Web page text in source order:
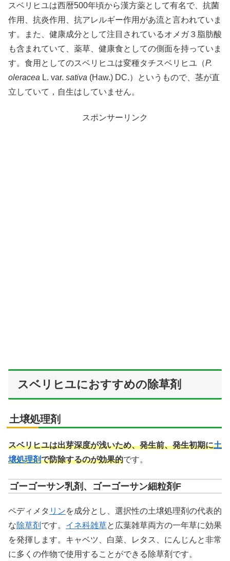
スベリヒユは西暦500年頃から漢方薬として有名で、抗菌
作用、抗炎作用、抗アレルギー作用があ流と言われていま
す。また、健康成分として注目されているオメガ３脂肪酸
も含まれていて、薬草、健康食としての側面を持っていま
す。食用としてのスベリヒユは変種タチスベリヒユ（P.
oleracea L. var. sativa (Haw.) DC.）というもので、茎が直
立していて，自生はしていません。
スポンサーリンク
スベリヒユにおすすめの除草剤
土壌処理剤
スベリヒユは出芽深度が浅いため、発生前、発生初期に土
壌処理剤で防除するのが効果的です。
ゴーゴーサン乳剤、ゴーゴーサン細粒剤F
ペディメタ リンを成分とし、選択性の土壌処理剤の代表的
な除草剤 です。 イネ科雑草と広葉雑草両方の一年草に効果
を発揮します。キャベツ、白菜、レタス、にんじんと非常
に多くの作物で使用することができる除草剤です。